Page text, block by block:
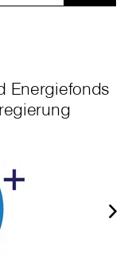
Energiefonds